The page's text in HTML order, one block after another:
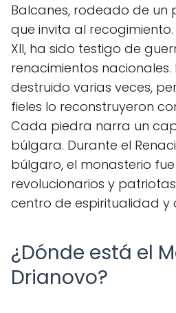
Balcanes, rodeado de un
que invita al
XII, ha sido testigo de
renacimientos nacionales.
destruido varias veces,
fieles lo reconstruyeron
Cada piedra narra un
búlgara. Durante el
búlgaro, el monasterio
revolucionarios y
centro de espiritualidad y
¿Dónde está el
Drianovo?